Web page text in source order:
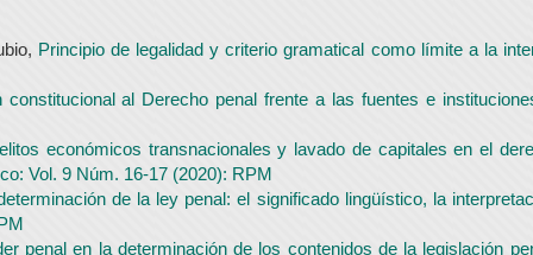
Principio de legalidad y criterio gramatical como límite a la
constitucional al Derecho penal frente a las fuentes e
económicos transnacionales y lavado de capitales en el
Vol. 9 Núm. 16-17 (2020): RPM
de la ley penal: el significado lingüístico, la
penal en la determinación de los contenidos de la legislación